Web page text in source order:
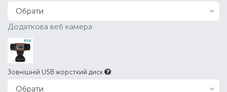
Додаткова веб камера
Зовнішній USB жорсткий диск :